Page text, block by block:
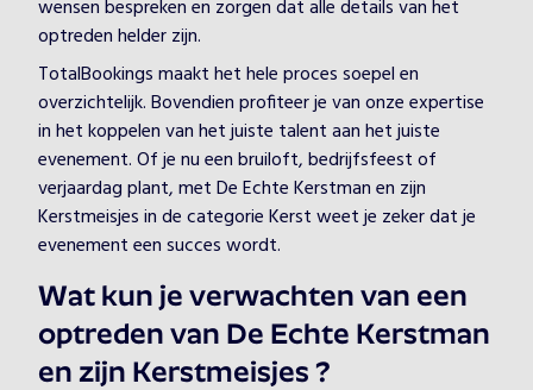
wensen bespreken en zorgen dat alle details van het
optreden helder zijn.
TotalBookings maakt het hele proces soepel en
overzichtelijk. Bovendien profiteer je van onze expertise
in het koppelen van het juiste talent aan het juiste
evenement. Of je nu een bruiloft, bedrijfsfeest of
verjaardag plant, met De Echte Kerstman en zijn
Kerstmeisjes in de categorie Kerst weet je zeker dat je
evenement een succes wordt.
Wat kun je verwachten van een
optreden van De Echte Kerstman
en zijn Kerstmeisjes ?